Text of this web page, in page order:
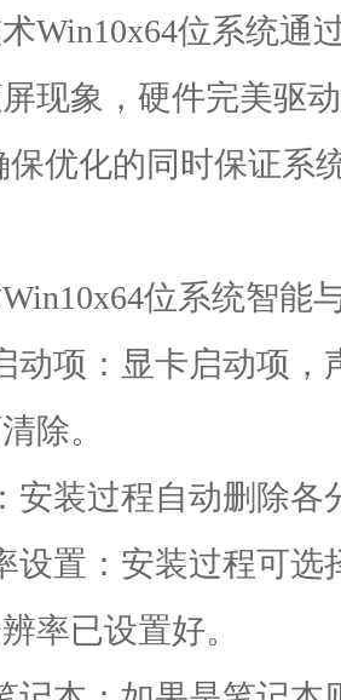
Win10x64位系统通
现象，硬件完美驱
优化的同时保证系
位系统智能
动项：显卡启动项
除。
安装过程自动删除各
设置：安装过程可
率已设置好。